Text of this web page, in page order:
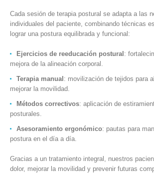
Cada sesión de terapia postural se adapta a las
individuales del paciente, combinando técnicas
lograr una postura equilibrada y funcional:
Ejercicios de reeducación postural :
mejora de la alineación corporal.
Terapia manual : movilización de tejidos para
mejorar la movilidad.
Métodos correctivos: aplicación de
posturales.
Asesoramiento ergonómico: pautas para
postura en el día a día.
Gracias a un tratamiento integral, nuestros
dolor, mejorar la movilidad y prevenir futuras